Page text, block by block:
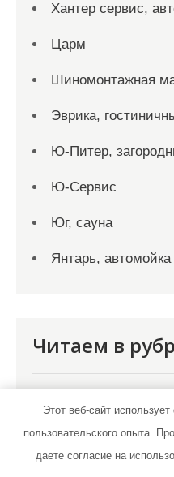
Хантер сервис,
Царм
Шиномонтажная
Эврика,
Ю-Питер,
Ю-Сервис
Юг, сауна
Янтарь, автомойка
Читаем в
Бизнес
Красота и
Этот веб-сайт
пользовательского опыта.
даете согласие на